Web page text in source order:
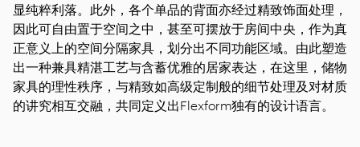
显纯粹利落。此外，各个单品的背面亦经过精致饰面处理，
因此可自由置于空间之中，甚至可摆放于房间中央，作为真
正意义上的空间分隔家具，划分出不同功能区域。由此塑造
出一种兼具精湛工艺与含蓄优雅的居家表达，在这里，储物
家具的理性秩序，与精致如高级定制般的细节处理及对材质
的讲究相互交融，共同定义出Flexform独有的设计语言。